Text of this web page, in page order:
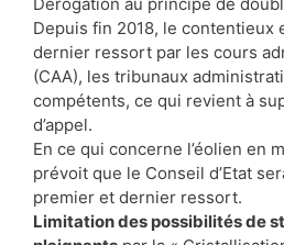
Depuis fin 2018, le contentieux
dernier ressort par les cours
(CAA), les tribunaux
compétents, ce qui revient à
d’appel.
En ce qui concerne l’éolien en
prévoit que le Conseil d’Etat
premier et dernier ressort.
Limitation des possibilités de